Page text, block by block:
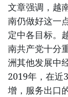
文章强调，越
南仍做好这一
定中各目标。
南共产党十分
洲其他发展中
2019年，在近
增，服务出口